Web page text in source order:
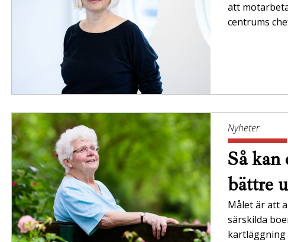
att
centrums
Nyheter
Så
bättre
Målet är att
särskilda